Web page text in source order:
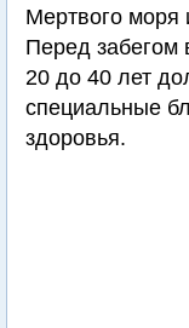
Мертвого моря
Перед забегом
20 до 40 лет
специальные
здоровья.